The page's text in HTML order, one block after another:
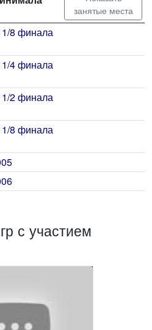
занятые места
8 финала
4 финала
2 финала
8 финала
с участием